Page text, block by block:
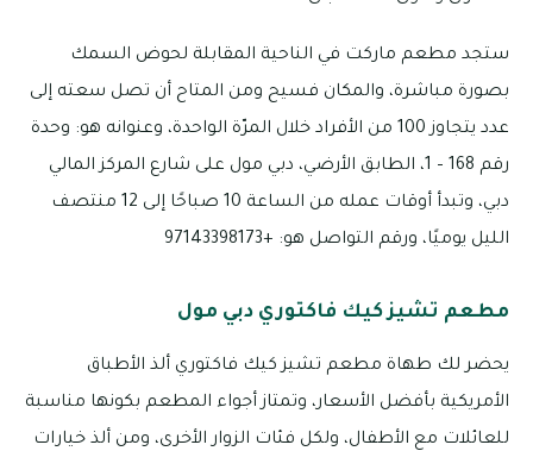
ستجد مطعم ماركت في الناحية المقابلة لحوض السمك
بصورة مباشرة، والمكان فسيح ومن المتاح أن تصل سعته إلى
عدد يتجاوز 100 من الأفراد خلال المرّة الواحدة، وعنوانه هو: وحدة
رقم 168 – 1، الطابق الأرضي، دبي مول على شارع المركز المالي
دبي، وتبدأ أوقات عمله من الساعة 10 صباحًا إلى 12 منتصف
الليل يوميًا، ورقم التواصل هو: +97143398173
مطعم تشيز كيك فاكتوري دبي مول
يحضر لك طهاة مطعم تشيز كيك فاكتوري ألذ الأطباق
الأمريكية بأفضل الأسعار، وتمتاز أجواء المطعم بكونها مناسبة
للعائلات مع الأطفال، ولكل فئات الزوار الأخرى، ومن ألذ خيارات